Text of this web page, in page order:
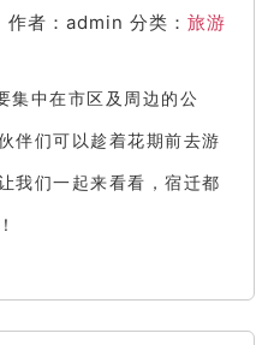
作者：admin 分类： 旅游
集中在市区及周边的公
伴们可以趁着花期前去游
我们一起来看看，宿迁都